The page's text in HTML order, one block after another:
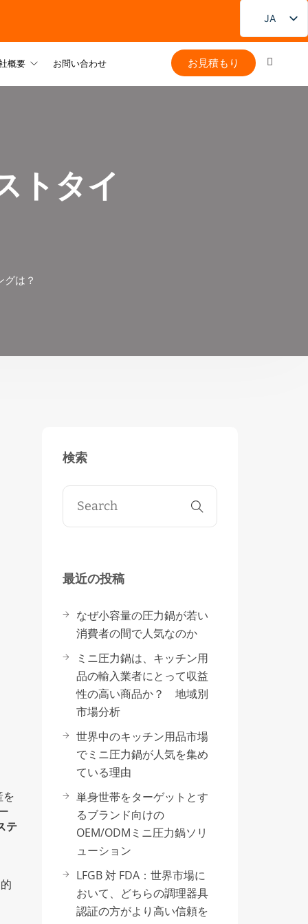
JA
EN
FR
DE
概要 お問い合わせ お見積もり
トタイ
は？
を
テ
検索
最近の投稿
なぜ小容量の圧力鍋が若い
消費者の間で人気なのか
ミニ圧力鍋は、キッチン用
品の輸入業者にとって収益
性の高い商品か？ 地域別
市場分析
世界中のキッチン用品市場
でミニ圧力鍋が人気を集め
ている理由
単身世帯をターゲットとす
るブランド向けの
OEM/ODMミニ圧力鍋ソリ
ューション
LFGB 対 FDA：世界市場に
おいて、どちらの調理器具
認証の方がより高い信頼を